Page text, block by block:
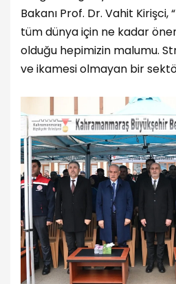
Bakanı Prof. Dr. Vahit Kirişci,
tüm dünya için ne kadar
olduğu hepimizin malumu.
ve ikamesi olmayan bir